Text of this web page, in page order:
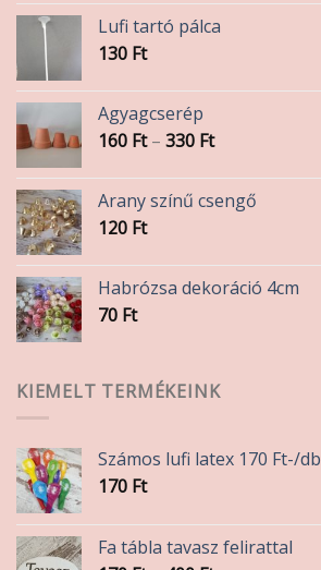
Lufi tartó pálca
130 Ft
Agyagcserép
160 Ft – 330 FtÁrtartomány:
-
330 Ft
Arany színű csengő
120 Ft
Habrózsa dekoráció 4cm
70 Ft
KIEMELT TERMÉKEINK
Számos lufi latex 170 Ft-/db
170 Ft
Fa tábla tavasz felirattal